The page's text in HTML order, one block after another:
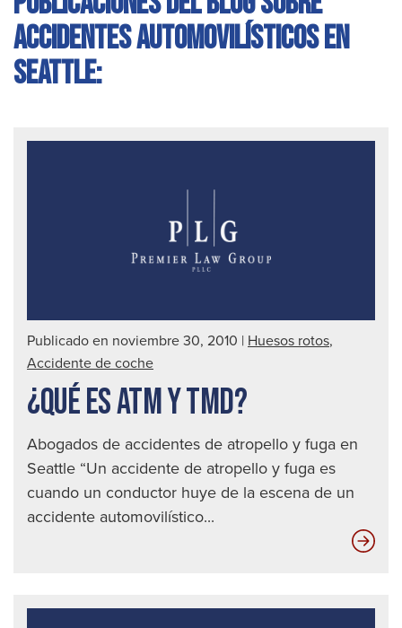
accidentes automovilísticos en
Seattle:
Publicado en noviembre 30, 2010 | Huesos rotos,
Accidente de coche
¿QUÉ ES ATM Y TMD?
Abogados de accidentes de atropello y fuga en
Seattle “Un accidente de atropello y fuga es
cuando un conductor huye de la escena de un
accidente automovilístico...
y